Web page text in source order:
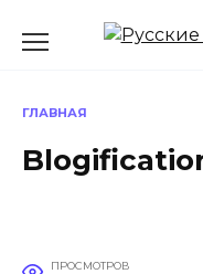
ГЛАВНАЯ
ПРОСМОТРОВ